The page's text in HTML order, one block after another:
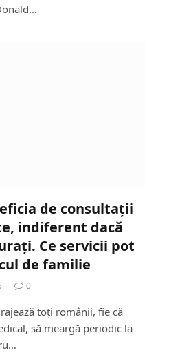
de consultații
indiferent dacă
Ce servicii pot
de familie
0
toți românii, fie că
să meargă periodic la